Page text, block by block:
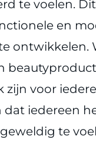
te voelen.
en
ontwikkelen.
zijn voor
dat iedereen
te